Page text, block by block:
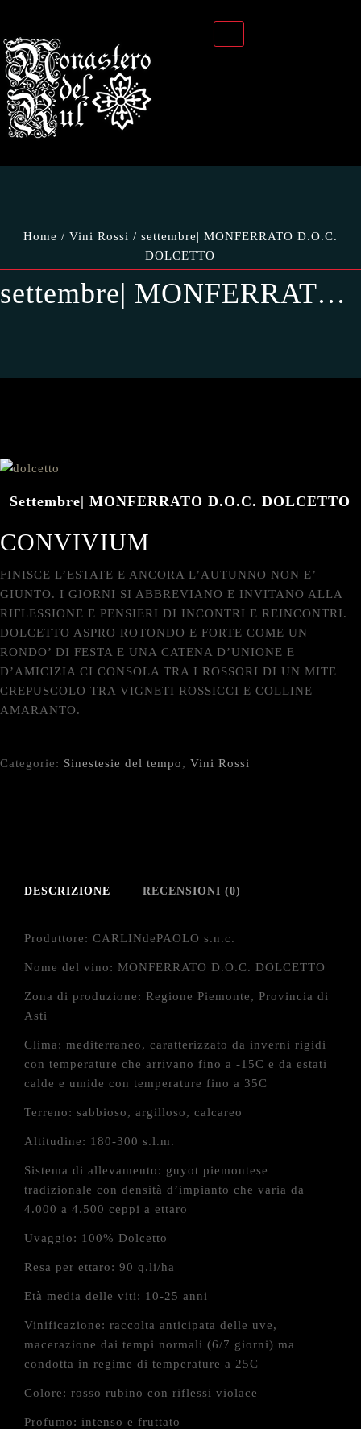
Home / Vini Rossi / settembre| MONFERRATO D.O.C.
DOLCETTO
settembre| MONFERRATO D.O.C. DOLCETTO
Settembre| MONFERRATO D.O.C. DOLCETTO
CONVIVIUM
FINISCE L’ESTATE E ANCORA L’AUTUNNO NON E’
GIUNTO. I GIORNI SI ABBREVIANO E INVITANO ALLA
RIFLESSIONE E PENSIERI DI INCONTRI E REINCONTRI.
DOLCETTO ASPRO ROTONDO E FORTE COME UN
RONDO’ DI FESTA E UNA CATENA D’UNIONE E
D’AMICIZIA CI CONSOLA TRA I ROSSORI DI UN MITE
CREPUSCOLO TRA VIGNETI ROSSICCI E COLLINE
AMARANTO.
Categorie: Sinestesie del tempo, Vini Rossi
DESCRIZIONE RECENSIONI (0)
Produttore: CARLINdePAOLO s.n.c.
Nome del vino: MONFERRATO D.O.C. DOLCETTO
Zona di produzione: Regione Piemonte, Provincia di
Asti
Clima: mediterraneo, caratterizzato da inverni rigidi
con temperature che arrivano fino a -15C e da estati
calde e umide con temperature fino a 35C
Terreno: sabbioso, argilloso, calcareo
Altitudine: 180-300 s.l.m.
Sistema di allevamento: guyot piemontese
tradizionale con densità d’impianto che varia da
4.000 a 4.500 ceppi a ettaro
Uvaggio: 100% Dolcetto
Resa per ettaro: 90 q.li/ha
Età media delle viti: 10-25 anni
Vinificazione: raccolta anticipata delle uve,
macerazione dai tempi normali (6/7 giorni) ma
condotta in regime di temperature a 25C
Colore: rosso rubino con riflessi violace
Profumo: intenso e fruttato